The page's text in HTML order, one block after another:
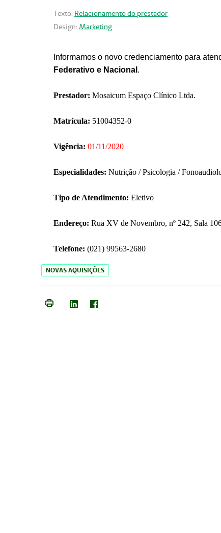
Texto: Relacionamento do prestador
Design: Marketing
Informamos o novo credenciamento para
Federativo e Nacional .
Prestador: Mosaicum Espaço Clínico Ltda.
Matrícula: 51004352-0
Vigência: 01/11/2020
Especialidades: Nutrição / Psicologia /
Tipo de Atendimento: Eletivo
Endereço: Rua XV de Novembro, nº 242, Sala
Telefone: (021) 99563-2680
NOVAS AQUISIÇÕES